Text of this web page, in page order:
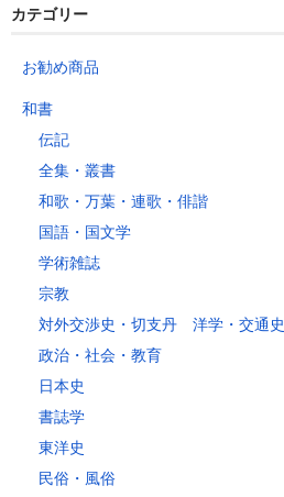
カテゴリー
お勧め商品
和書
伝記
全集・叢書
和歌・万葉・連歌・俳諧
国語・国文学
学術雑誌
宗教
対外交渉史・切支丹 洋学・交通史
政治・社会・教育
日本史
書誌学
東洋史
民俗・風俗